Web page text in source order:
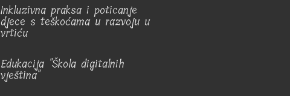
Inkluzivna praksa i poticanje
djece s teškoćama u razvoju u
vrtiću
Edukacija "Škola digitalnih
vještina"